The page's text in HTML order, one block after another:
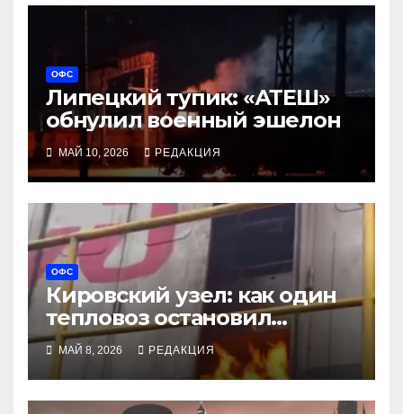
ОФС
Липецкий тупик: «АТЕШ»
обнулил военный эшелон
МАЙ 10, 2026 РЕДАКЦИЯ
ОФС
Кировский узел: как один
тепловоз остановил
военные эшелоны
МАЙ 8, 2026 РЕДАКЦИЯ